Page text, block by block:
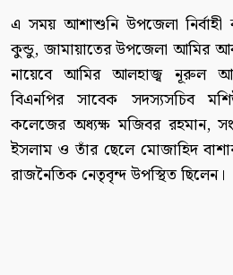
এ সময় আশাশুনি উপজেলা নির্বাহী
কুন্ডু, জামায়াতের উপজেলা আমির
নায়েবে আমির আলহাজ্ব নূরুল
বিএনপির সাবেক সদস্যসচিব
কলেজের অধ্যক্ষ মজিবর রহমান,
ইসলাম ও তাঁর ছেলে মোজাহিদ
রাজনৈতিক নেতৃবৃন্দ উপস্থিত ছিলেন।